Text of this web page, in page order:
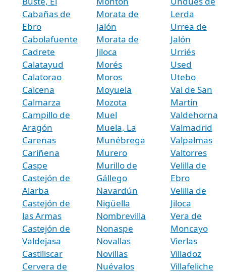
Cabañas de
Ebro
Cabolafuente
Cadrete
Calatayud
Calatorao
Calcena
Calmarza
Campillo de
Aragón
Carenas
Cariñena
Caspe
Castejón de
Alarba
Castejón de
las Armas
Castejón de
Valdejasa
Castiliscar
Cervera de
Morata de
Jalón
Morata de
Jiloca
Morés
Moros
Moyuela
Mozota
Muel
Muela, La
Munébrega
Murero
Murillo de
Gállego
Navardún
Nigüella
Nombrevilla
Nonaspe
Novallas
Novillas
Nuévalos
Lerda
Urrea de
Jalón
Urriés
Used
Utebo
Val de San
Martín
Valdehorna
Valmadrid
Valpalmas
Valtorres
Velilla de
Ebro
Velilla de
Jiloca
Vera de
Moncayo
Vierlas
Villadoz
Villafeliche